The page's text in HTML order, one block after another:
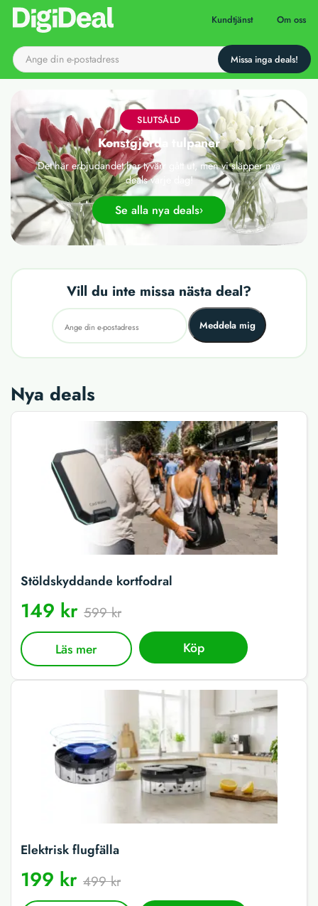
Till startsidan Kundtjänst Om oss
SLUTSÅLD
Konstgjorda tulpaner
Det här erbjudandet har tyvärr gått ut, men vi släpper nya
deals varje dag!
Se alla nya deals
Vill du inte missa nästa deal?
Meddela mig
Nya deals
Stöldskyddande kortfodral
149 kr 599 kr
Läs mer Köp
Elektrisk flugfälla
199 kr 499 kr